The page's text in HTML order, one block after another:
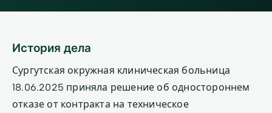
История дела
Сургутская окружная клиническая больница
18.06.2025 приняла решение об одностороннем
отказе от контракта на техническое